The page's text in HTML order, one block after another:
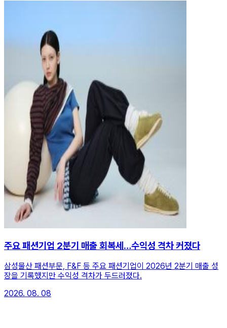
주요 패션기업 2분기 매출 회복세…수익성 격차 커졌다
삼성물산 패션부문, F&F 등 주요 패션기업이 2026년 2분기 매출 성
장을 기록했지만 수익성 격차가 두드러졌다.
2026. 08. 08